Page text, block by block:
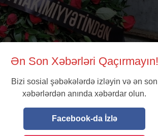
Ən Son Xəbərləri Qaçırmayın!
Bizi sosial şəbəkələrdə izləyin və ən son
xəbərlərdən anında xəbərdar olun.
Facebook-da İzlə